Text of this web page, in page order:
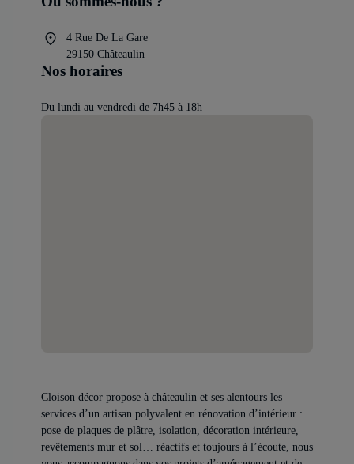
4 Rue De La Gare
29150 Châteaulin
Nos horaires
Du lundi au vendredi de 7h45 à 18h
Cloison décor propose à châteaulin et ses alentours les
services d’un artisan polyvalent en rénovation d’intérieur :
pose de plaques de plâtre, isolation, décoration intérieure,
revêtements mur et sol… réactifs et toujours à l’écoute, nous